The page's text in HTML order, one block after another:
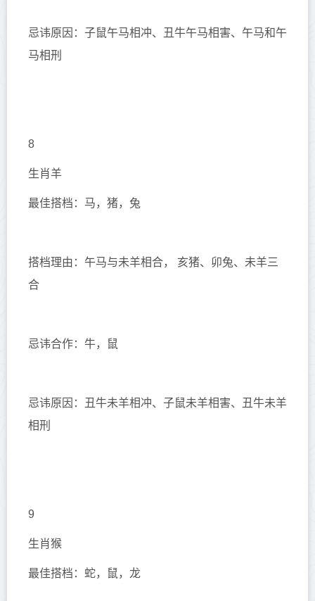
忌讳原因：子鼠午马相冲、丑牛午马相害、午马和午
马相刑
8
生肖羊
最佳搭档：马，猪，兔
搭档理由：午马与未羊相合， 亥猪、卯兔、未羊三
合
忌讳合作：牛，鼠
忌讳原因：丑牛未羊相冲、子鼠未羊相害、丑牛未羊
相刑
9
生肖猴
最佳搭档：蛇，鼠，龙